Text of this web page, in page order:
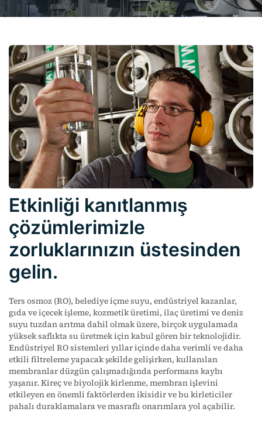
Etkinliği kanıtlanmış
çözümlerimizle
zorluklarınızın üstesinden
gelin.
Ters osmoz (RO), belediye içme suyu, endüstriyel kazanlar,
gıda ve içecek işleme, kozmetik üretimi, ilaç üretimi ve deniz
suyu tuzdan arıtma dahil olmak üzere, birçok uygulamada
yüksek saflıkta su üretmek için kabul gören bir teknolojidir.
Endüstriyel RO sistemleri yıllar içinde daha verimli ve daha
etkili filtreleme yapacak şekilde gelişirken, kullanılan
membranlar düzgün çalışmadığında performans kaybı
yaşanır. Kireç ve biyolojik kirlenme, membran işlevini
etkileyen en önemli faktörlerden ikisidir ve bu kirleticiler
pahalı duraklamalara ve masraflı onarımlara yol açabilir.